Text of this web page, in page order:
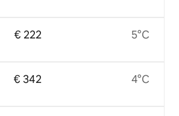
€ 222
€ 342
5°C
4°C